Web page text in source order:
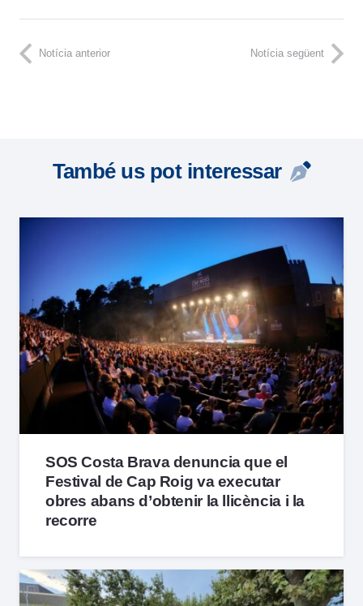
Notícia anterior Notícia següent
També us pot interessar
SOS Costa Brava denuncia que el
Festival de Cap Roig va executar
obres abans d’obtenir la llicència i la
recorre